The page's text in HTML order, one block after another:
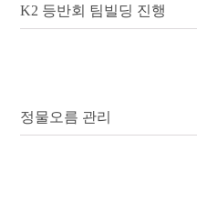
K2 등반회 팀빌딩 진행
정물오름 관리